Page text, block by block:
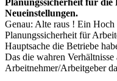
Neueinstellungen.
Genau: Alte raus ! Ein
Planungssicherheit für
Hauptsache die Betriebe
Das die wahren
Arbeitnehmer/Arbeitgeber